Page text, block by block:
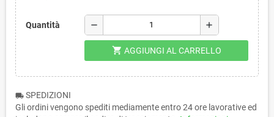
Quantità remove add
shopping_cart AGGIUNGI AL CARRELLO
local_shipping SPEDIZIONI
Gli ordini vengono spediti mediamente entro 24 ore lavorative ed